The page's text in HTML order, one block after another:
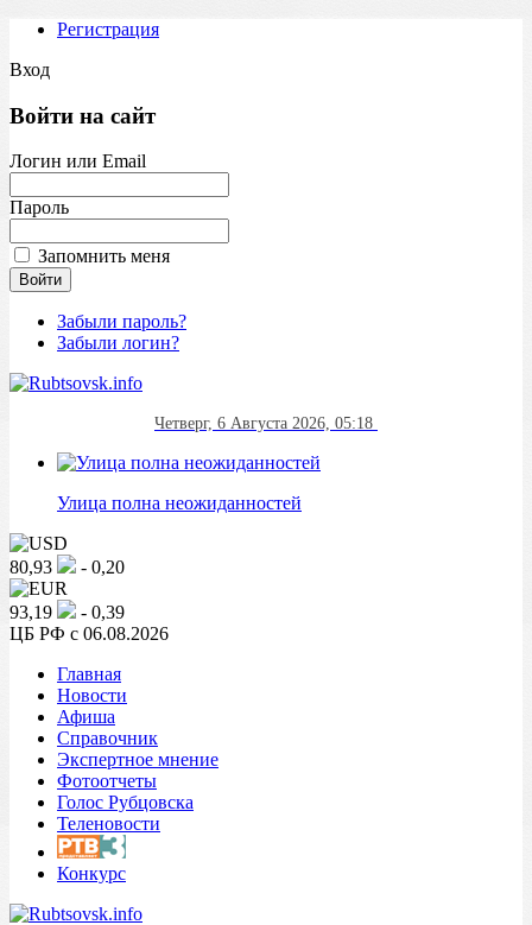
Регистрация
Вход
Войти на сайт
Логин или Email
Пароль
Запомнить меня
Забыли пароль?
Забыли логин?
Четверг, 6 Августа 2026, 05:18
Улица полна неожиданностей
80,93 - 0,20
93,19
- 0,39
ЦБ РФ c 06.08.2026
Главная
Новости
Афиша
Справочник
Экспертное мнение
Фотоотчеты
Голос Рубцовска
Теленовости
Конкурс